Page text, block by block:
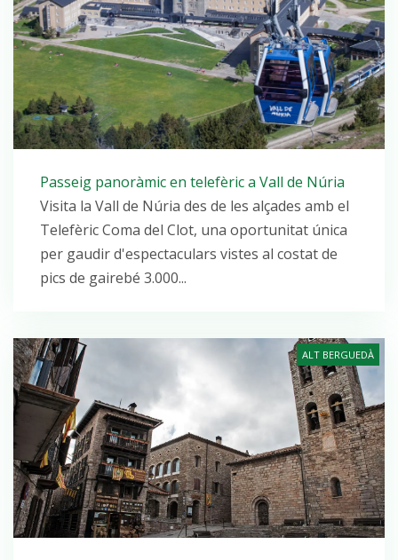
Passeig panoràmic en telefèric a Vall de Núria
Visita la Vall de Núria des de les alçades amb el
Telefèric Coma del Clot, una oportunitat única
per gaudir d'espectaculars vistes al costat de
pics de gairebé 3.000...
ALT BERGUEDÀ